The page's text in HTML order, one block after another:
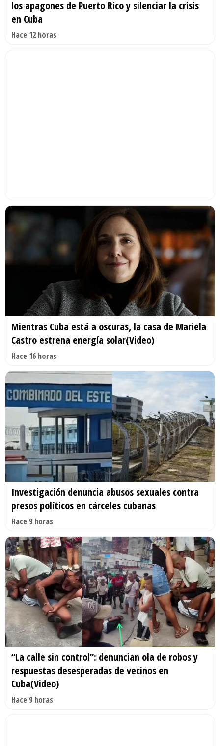
los apagones de Puerto Rico y silenciar la crisis
en Cuba
Hace 12 horas
Mientras Cuba está a oscuras, la casa de Mariela
Castro estrena energía solar(Video)
Hace 16 horas
Investigación denuncia abusos sexuales contra
presos políticos en cárceles cubanas
Hace 9 horas
“La calle sin control”: denuncian ola de robos y
respuestas desesperadas de vecinos en
Cuba(Video)
Hace 9 horas